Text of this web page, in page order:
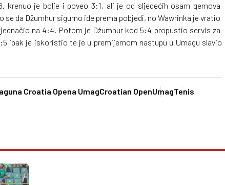
krenuo je bolje i poveo 3:1, ali je od sljedećih osam gemova
se da Džumhur sigurno ide prema pobjedi, no Wawrinka je vratio
na 4:4. Potom je Džumhur kod 5:4 propustio servis za
ipak je iskoristio te je u premijernom nastupu u Umagu slavio
Croatia Opena UmagCroatian OpenUmagTenis